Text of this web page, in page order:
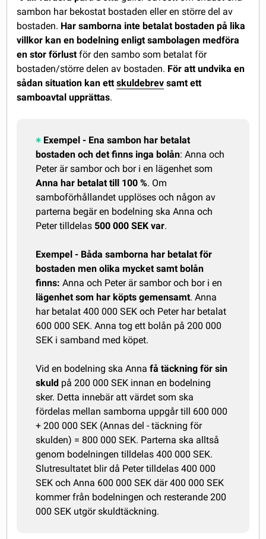
sambon har bekostat bostaden eller en större del av
bostaden. Har samborna inte betalat bostaden på lika
villkor kan en bodelning enligt sambolagen medföra
en stor förlustför den sambo som betalat för
bostaden/större delen av bostaden. För att undvika en
sådan situation kan ettskuldebrev samt ett
samboavtal upprättas.
Exempel - Ena sambon har betalat
bostaden och det finns inga bolån: Anna och
Peter är sambor och bor i en lägenhet som
Anna har betalat till 100 %. Om
samboförhållandet upplöses och någon av
parterna begär en bodelning ska Anna och
Peter tilldelas 500 000 SEK var.
Exempel - Båda samborna har betalat för
bostaden men olika mycket samt bolån
finns:Anna och Peter är sambor och bor i en
lägenhet som har köpts gemensamt. Anna
har betalat 400 000 SEK och Peter har betalat
600 000 SEK. Anna tog ett bolån på 200 000
SEK i samband med köpet.
Vid en bodelning ska Anna få täckning för sin
skuld på 200 000 SEK innan en bodelning
sker. Detta innebär att värdet som ska
fördelas mellan samborna uppgår till 600 000
+ 200 000 SEK (Annas del - täckning för
skulden) = 800 000 SEK. Parterna ska alltså
genom bodelningen tilldelas 400 000 SEK.
Slutresultatet blir då Peter tilldelas 400 000
SEK och Anna 600 000 SEK där 400 000 SEK
kommer från bodelningen och resterande 200
000 SEK utgör skuldtäckning.